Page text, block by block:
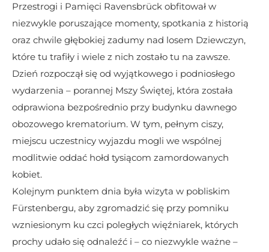
Przestrogi i Pamięci Ravensbrück obfitował w
niezwykle poruszające momenty, spotkania z historią
oraz chwile głębokiej zadumy nad losem Dziewczyn,
które tu trafiły i wiele z nich zostało tu na zawsze.
​Dzień rozpoczął się od wyjątkowego i podniosłego
wydarzenia – porannej Mszy Świętej, która została
odprawiona bezpośrednio przy budynku dawnego
obozowego krematorium. W tym, pełnym ciszy,
miejscu uczestnicy wyjazdu mogli we wspólnej
modlitwie oddać hołd tysiącom zamordowanych
kobiet.
Kolejnym punktem dnia była wizyta w pobliskim
Fürstenbergu, aby zgromadzić się przy pomniku
wzniesionym ku czci poległych więźniarek, których
prochy udało się odnaleźć i – co niezwykle ważne –